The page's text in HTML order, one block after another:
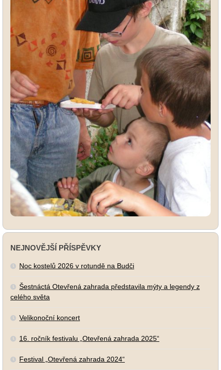
NEJNOVĚJŠÍ PŘÍSPĚVKY
Noc kostelů 2026 v rotundě na Budči
Šestnáctá Otevřená zahrada představila mýty a legendy z
celého světa
Velikonoční koncert
16. ročník festivalu „Otevřená zahrada 2025“
Festival „Otevřená zahrada 2024“